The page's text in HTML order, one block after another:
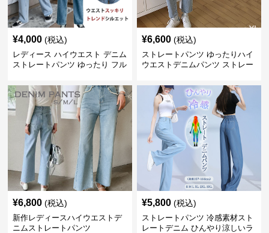
¥4,000 (税込)
レディース ハイウエスト デニム
ストレートパンツ ゆったり フル
¥6,600 (税込)
ストレートパンツ ゆったりハイ
ウエストデニムパンツ ストレー
¥6,800 (税込)
新作レディースハイウエストデ
ニムストレートパンツ
¥5,800 (税込)
ストレートパンツ 冷感素材スト
レートデニム ひんやり涼しいラ